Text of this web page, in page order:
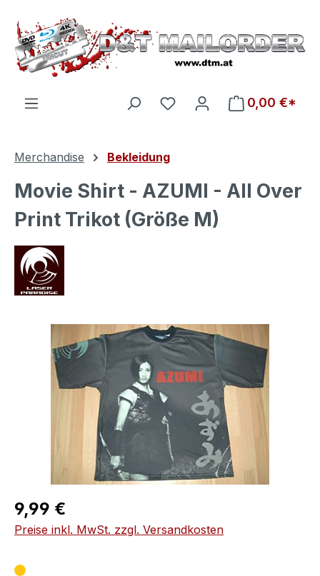
Zum Hauptinhalt springen
Du hast 0 Produkte auf
0,00 €*
Merchandise Bekleidung
Movie Shirt - AZUMI - All Over
Print Trikot (Größe M)
Bildergalerie überspringen
Regulärer Preis:
9,99 €
Preise inkl. MwSt. zzgl. Versandkosten